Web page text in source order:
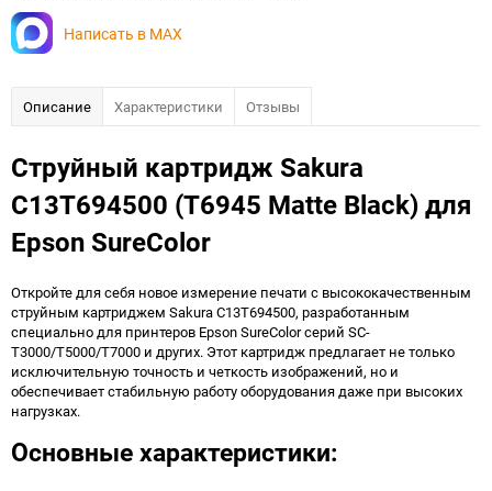
Написать в MAX
Описание Характеристики Отзывы
Струйный картридж Sakura
C13T694500 (T6945 Matte Black) для
Epson SureColor
Откройте для себя новое измерение печати с высококачественным
струйным картриджем Sakura C13T694500, разработанным
специально для принтеров Epson SureColor серий SC-
T3000/T5000/T7000 и других. Этот картридж предлагает не только
исключительную точность и четкость изображений, но и
обеспечивает стабильную работу оборудования даже при высоких
нагрузках.
Основные характеристики: